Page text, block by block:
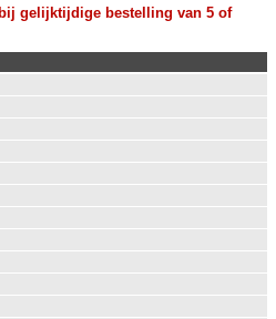
gelijktijdige bestelling van 5 of